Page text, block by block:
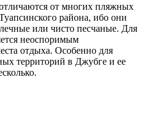
от многих пляжных
района, ибо они
или чисто песчаные. Для
неоспоримым
отдыха. Особенно для
территорий в Джубге и ее